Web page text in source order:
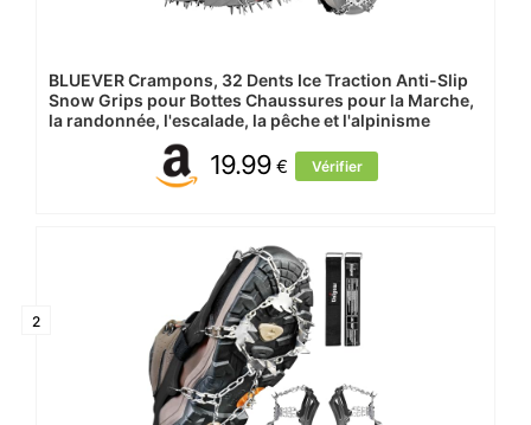
BLUEVER Crampons, 32 Dents Ice Traction Anti-Slip
Snow Grips pour Bottes Chaussures pour la Marche,
la randonnée, l'escalade, la pêche et l'alpinisme
19.99€ Vérifier
2